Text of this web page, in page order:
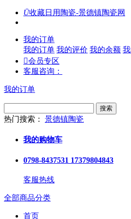
Ū收藏日用陶瓷-景德镇陶瓷网
我的订单
我的订单 我的评价 我的余额
会员专区
客服咨询：
我的订单
搜索
热门搜索： 景德镇陶瓷
我的购物车
0798-8437531 17379804843
客服热线
全部商品分类
首页